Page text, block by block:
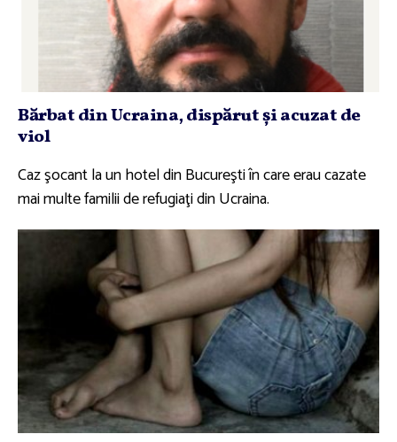
Bărbat din Ucraina, dispărut şi acuzat de
viol
Caz şocant la un hotel din Bucureşti în care erau cazate
mai multe familii de refugiaţi din Ucraina.